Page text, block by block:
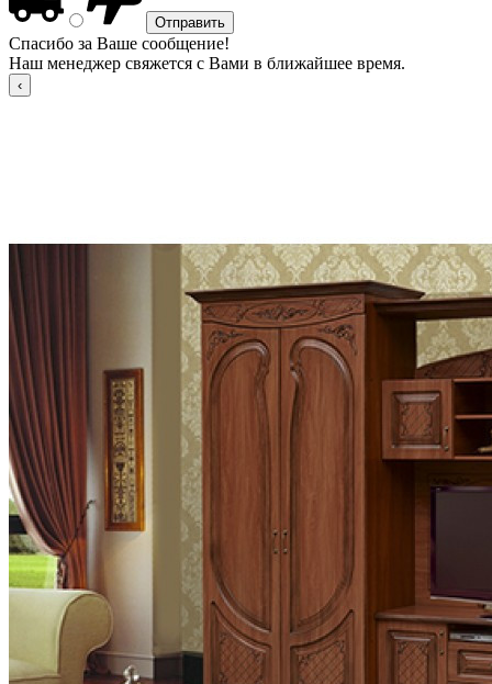
Спасибо за Ваше сообщение!
Наш менеджер свяжется с Вами в ближайшее время.